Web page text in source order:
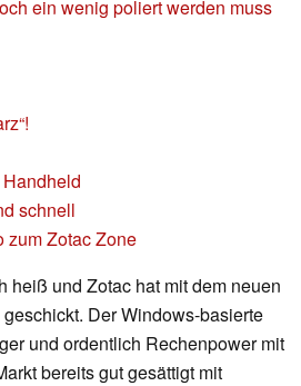
ein wenig poliert werden muss
schnell
zum Zotac Zone
heiß und Zotac hat mit dem neuen
Der Windows-basierte
und ordentlich Rechenpower mit
bereits gut gesättigt mit